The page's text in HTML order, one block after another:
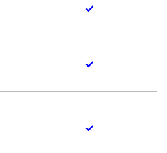
✓
✓
✓